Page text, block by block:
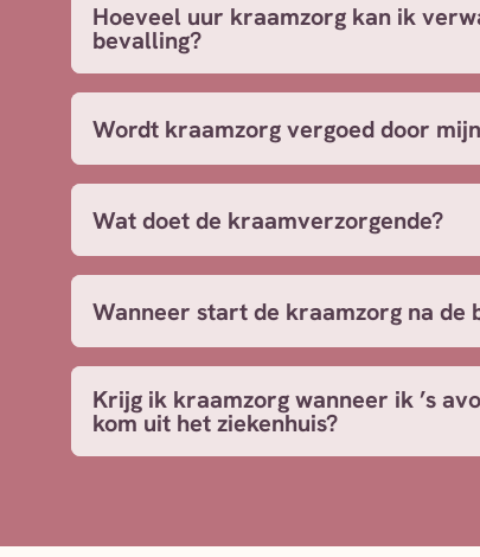
Hoeveel uur kraamzorg kan ik
bevalling?
Wordt kraamzorg vergoed door
Wat doet de kraamverzorgende?
Wanneer start de kraamzorg na de
Krijg ik kraamzorg wanneer ik ’s
kom uit het ziekenhuis?